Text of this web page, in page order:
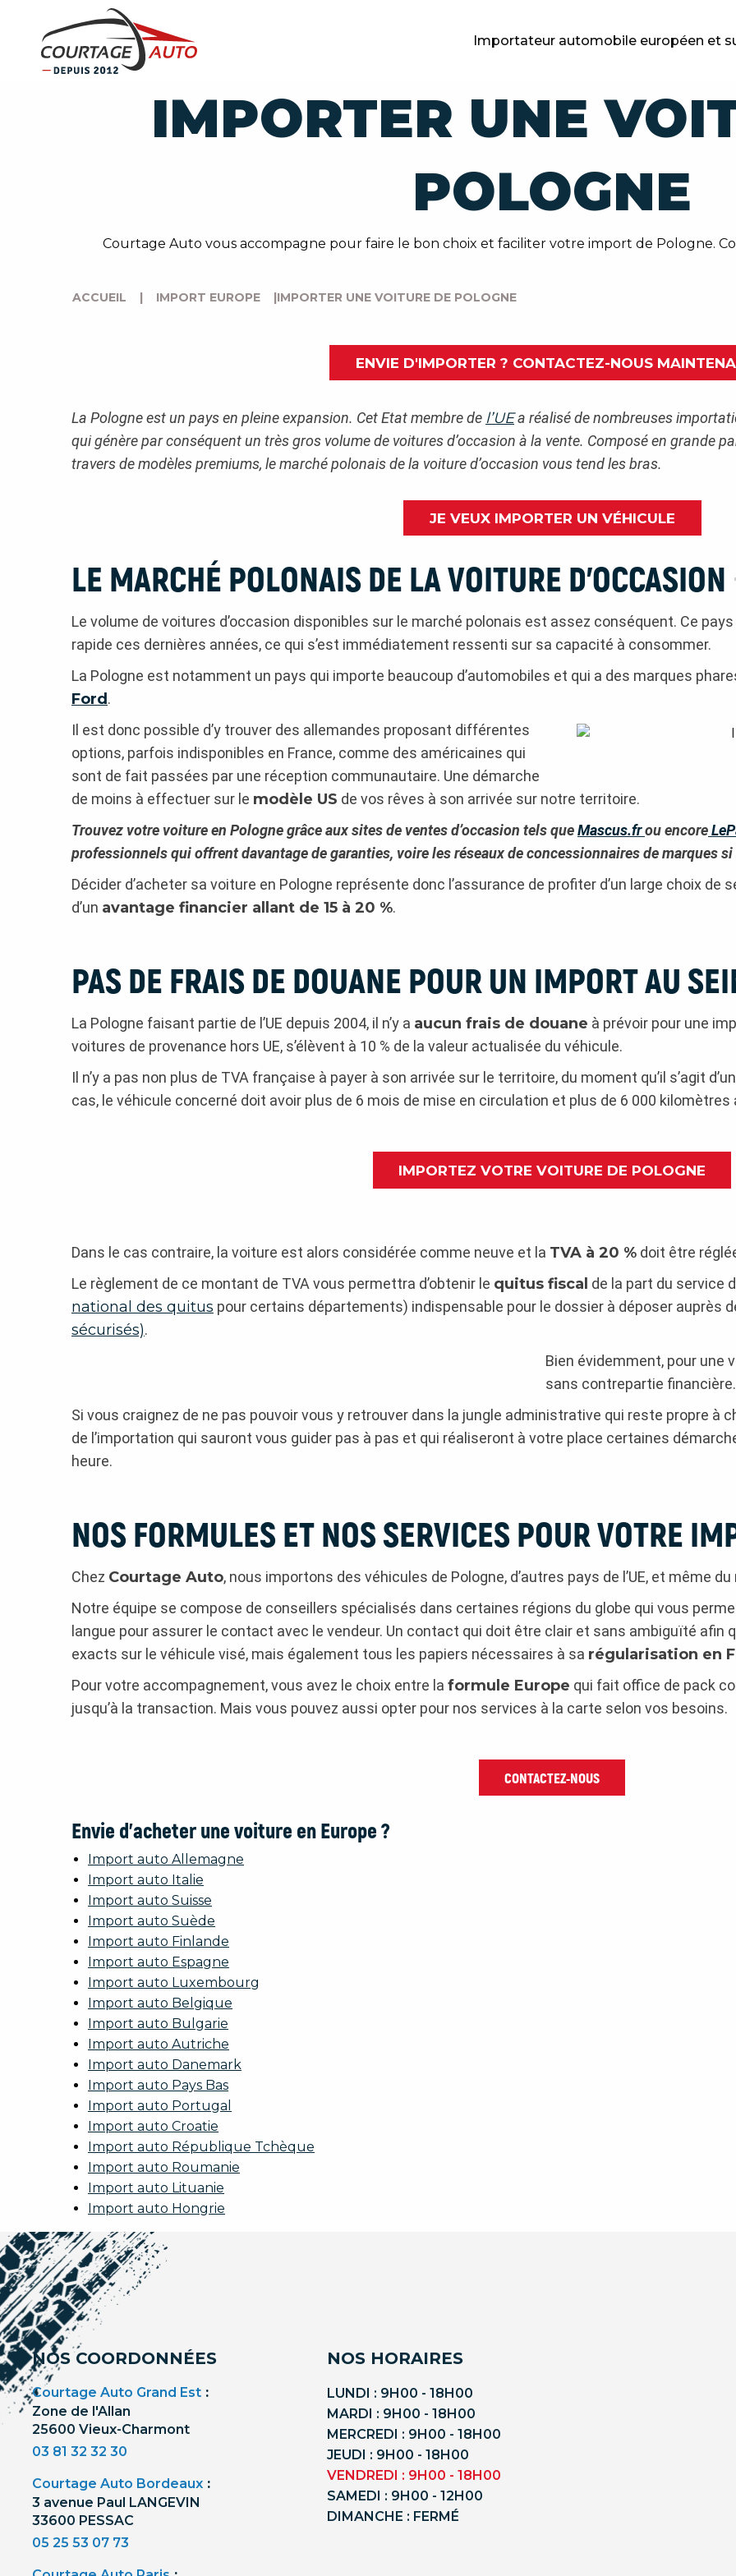
Importateur automobile européen et
IMPORTER UNE
POLOGNE
Courtage Auto vous accompagne pour faire le bon choix et faciliter votre import de Pologne.
ACCUEIL | IMPORT EUROPE |IMPORTER UNE VOITURE DE POLOGNE
ENVIE D'IMPORTER ? CONTACTEZ-NOUS
La Pologne est un pays en pleine expansion. Cet Etat membre de l’UEa réalisé de nombreuses
qui génère par conséquent un très gros volume de voitures d’occasion à la vente. Composé en grande
travers de modèles premiums, le marché polonais de la voiture d’occasion vous tend les bras.
JE VEUX IMPORTER UN VÉHICULE
LE MARCHÉ POLONAIS DE LA VOITURE D’OCCASION
Le volume de voitures d’occasion disponibles sur le marché polonais est assez conséquent. Ce
rapide ces dernières années, ce qui s’est immédiatement ressenti sur sa capacité à consommer.
La Pologne est notamment un pays qui importe beaucoup d’automobiles et qui a des marques
Ford .
Il est donc possible d’y trouver des allemandes proposant différentes
options, parfois indisponibles en France, comme des américaines qui
sont de fait passées par une réception communautaire. Une démarche
de moins à effectuer sur le modèle US de vos rêves à son arrivée sur notre territoire.
Trouvez votre voiture en Pologne grâce aux sites de ventes d’occasion tels queMascus.frou encore
professionnels qui offrent davantage de garanties, voire les réseaux de concessionnaires de marques si
Décider d’acheter sa voiture en Pologne représente donc l’assurance de profiter d’un large choix de
d’un avantage financier allant de 15 à 20 %.
PAS DE FRAIS DE DOUANE POUR UN IMPORT AU SEIN
La Pologne faisant partie de l’UE depuis 2004, il n’y a aucun frais de douane à prévoir pour une
voitures de provenance hors UE, s’élèvent à 10 % de la valeur actualisée du véhicule.
Il n’y a pas non plus de TVA française à payer à son arrivée sur le territoire, du moment qu’il s’agit
cas, le véhicule concerné doit avoir plus de 6 mois de mise en circulation et plus de 6 000 kilomètres
IMPORTEZ VOTRE VOITURE DE POLOGNE
Dans le cas contraire, la voiture est alors considérée comme neuve et la TVA à 20 % doit être
Le règlement de ce montant de TVA vous permettra d’obtenir le quitus fiscal de la part du service
national des quitus pour certains départements) indispensable pour le dossier à déposer auprès de
sécurisés).
Bien évidemment, pour une
sans contrepartie financière.
Si vous craignez de ne pas pouvoir vous y retrouver dans la jungle administrative qui reste propre à
de l’importation qui sauront vous guider pas à pas et qui réaliseront à votre place certaines
heure.
NOS FORMULES ET NOS SERVICES POUR VOTRE
Chez Courtage Auto, nous importons des véhicules de Pologne, d’autres pays de l’UE, et même du
Notre équipe se compose de conseillers spécialisés dans certaines régions du globe qui vous
langue pour assurer le contact avec le vendeur. Un contact qui doit être clair et sans ambiguïté afin
exacts sur le véhicule visé, mais également tous les papiers nécessaires à sa régularisation en
Pour votre accompagnement, vous avez le choix entre la formule Europe qui fait office de pack
jusqu’à la transaction. Mais vous pouvez aussi opter pour nos services à la carte selon vos besoins.
CONTACTEZ-NOUS
Envie d'acheter une voiture en Europe ?
Import auto Allemagne
Import auto Italie
Import auto Suisse
Import auto Suède
Import auto Finlande
Import auto Espagne
Import auto Luxembourg
Import auto Belgique
Import auto Bulgarie
Import auto Autriche
Import auto Danemark
Import auto Pays Bas
Import auto Portugal
Import auto Croatie
Import auto République Tchèque
Import auto Roumanie
Import auto Lituanie
Import auto Hongrie
NOS COORDONNÉES
Courtage Auto Grand Est :
Zone de l'Allan
25600 Vieux-Charmont
03 81 32 32 30
Courtage Auto Bordeaux :
3 avenue Paul LANGEVIN
33600 PESSAC
05 25 53 07 73
NOS HORAIRES
LUNDI : 9H00 - 18H00
MARDI : 9H00 - 18H00
MERCREDI : 9H00 - 18H00
JEUDI : 9H00 - 18H00
VENDREDI : 9H00 - 18H00
SAMEDI : 9H00 - 12H00
DIMANCHE : FERMÉ